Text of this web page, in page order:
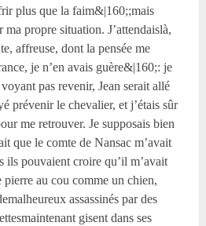
plus que la faim&|160;;mais
propre situation. J’attendaislà,
affreuse, dont la pensée me
je n’en avais guère&|160;: je
pas revenir, Jean serait allé
prévenir le chevalier, et j’étais sûr
me retrouver. Je supposais bien
que le comte de Nansac m’avait
ils pouvaient croire qu’il m’avait
au cou comme un chien,
assassinés par des
gisent dans ses